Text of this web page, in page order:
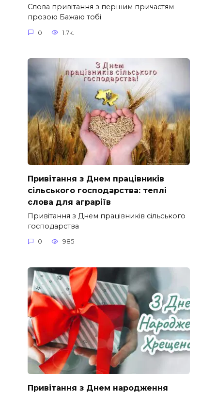
Слова привітання з першим причастям
прозою Бажаю тобі
0 1.7к.
Привітання з Днем працівників
сільського господарства: теплі
слова для аграріїв
Привітання з Днем працівників сільського
господарства
0 985
Привітання з Днем народження